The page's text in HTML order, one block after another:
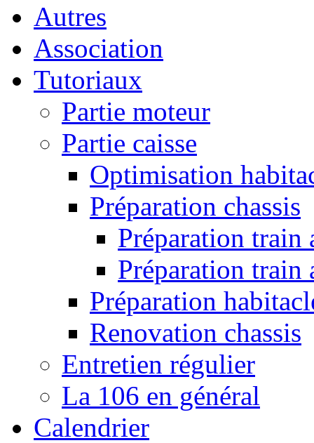
Autres
Association
Tutoriaux
Partie moteur
Partie caisse
Optimisation
Préparation chassis
Préparation train
Préparation train
Préparation
Renovation chassis
Entretien régulier
La 106 en général
Calendrier